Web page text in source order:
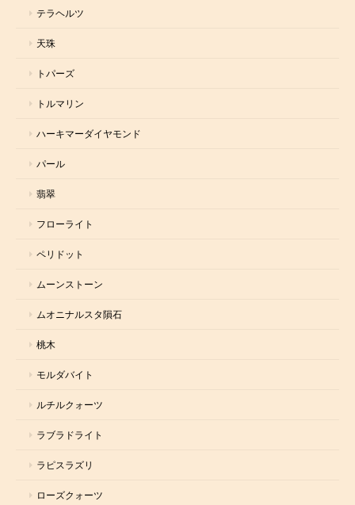
テラヘルツ
天珠
トパーズ
トルマリン
ハーキマーダイヤモンド
パール
翡翠
フローライト
ペリドット
ムーンストーン
ムオニナルスタ隕石
桃木
モルダバイト
ルチルクォーツ
ラブラドライト
ラピスラズリ
ローズクォーツ